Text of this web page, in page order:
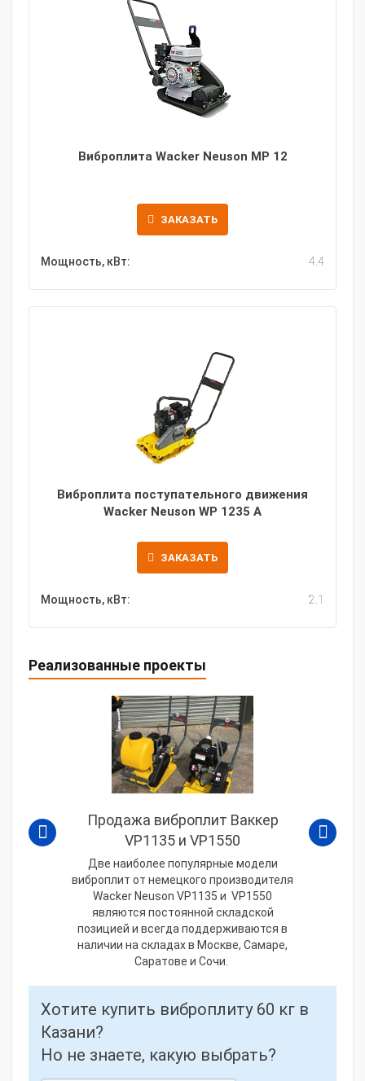
Виброплита Wacker Neuson MP 12
ЗАКАЗАТЬ
Мощность, кВт: 4.4
Виброплита поступательного движения
Wacker Neuson WP 1235 A
ЗАКАЗАТЬ
Мощность, кВт: 2.1
Реализованные проекты
Продажа виброплит Ваккер
VP1135 и VP1550
Две наиболее популярные модели
виброплит от немецкого производителя
Wacker Neuson VP1135 и VP1550
являются постоянной складской
позицией и всегда поддерживаются в
наличии на складах в Москве, Самаре,
Саратове и Сочи.
Хотите купить виброплиту 60 кг в
Казани?
Но не знаете, какую выбрать?